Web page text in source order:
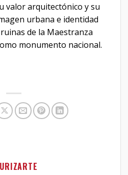
valor arquitectónico y su
urbana e identidad
de la Maestranza
monumento nacional.